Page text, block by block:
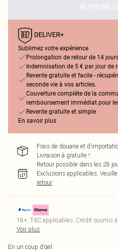
RUPTURE
Sublimez votre expérience
Prolongation de retour de 14
Indemnisation de 5 € par jour de
Revente gratuite et facile -
seconde vie à vos articles.
Couverture complète de la
remboursement immédiat pour
Revente gratuite et simple
En savoir plus
Frais de douane et
Livraison à gratuite !
Retour possible dans les 28
Exclusions applicables.
retour
18+, T&C applicables. Crédit soumis
Voir plus
En un coup d’œil